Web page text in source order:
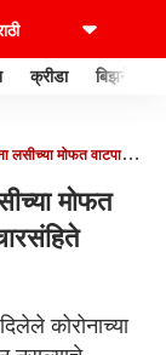
क्रीडा बिझनेस
मोफत वाटपाचे
मोफत
कोरोनाच्या